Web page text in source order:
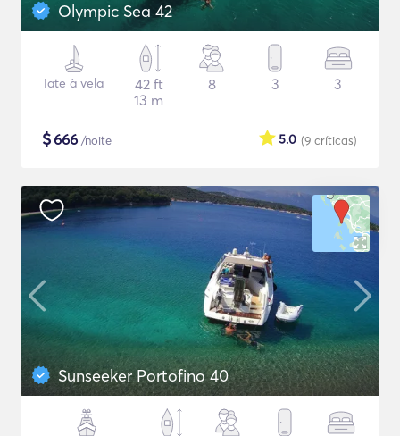
Olympic Sea 42
Iate à vela
42 ft
13 m
8 3 3
$666 /noite (9 críticas)
5.0
Sunseeker Portofino 40